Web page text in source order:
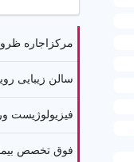
مرکزاجاره
سالن زیبایی
فیزیولوژیست
فوق تخصص
در فضای
است.
معرض
خدمات